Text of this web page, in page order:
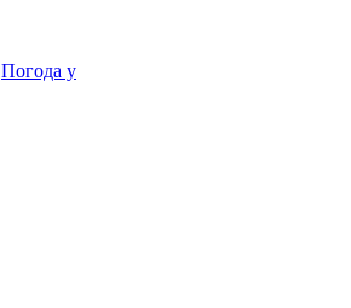
Погода у